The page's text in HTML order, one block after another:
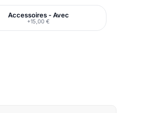
Accessoires - Avec
+15,00 €